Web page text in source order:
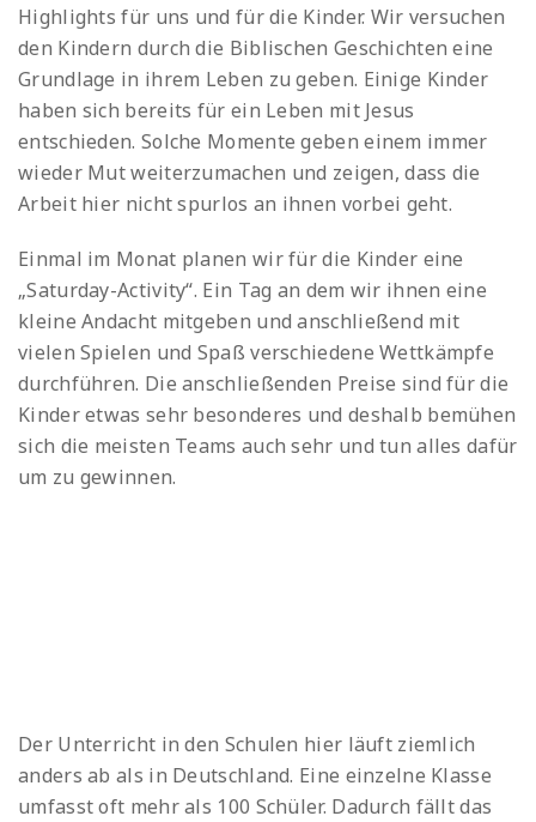
Highlights für uns und für die Kinder. Wir versuchen
den Kindern durch die Biblischen Geschichten eine
Grundlage in ihrem Leben zu geben. Einige Kinder
haben sich bereits für ein Leben mit Jesus
entschieden. Solche Momente geben einem immer
wieder Mut weiterzumachen und zeigen, dass die
Arbeit hier nicht spurlos an ihnen vorbei geht.
Einmal im Monat planen wir für die Kinder eine
„Saturday-Activity“. Ein Tag an dem wir ihnen eine
kleine Andacht mitgeben und anschließend mit
vielen Spielen und Spaß verschiedene Wettkämpfe
durchführen. Die anschließenden Preise sind für die
Kinder etwas sehr besonderes und deshalb bemühen
sich die meisten Teams auch sehr und tun alles dafür
um zu gewinnen.
Der Unterricht in den Schulen hier läuft ziemlich
anders ab als in Deutschland. Eine einzelne Klasse
umfasst oft mehr als 100 Schüler. Dadurch fällt das